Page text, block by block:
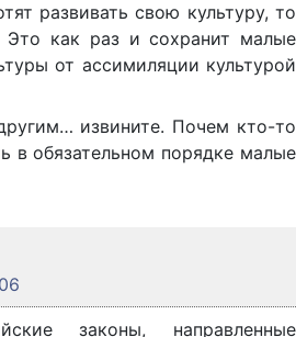
развивать свою культуру, то
как раз и сохранит малые
от ассимиляции культурой
извините. Почем кто-то
в обязательном порядке малые
законы, направленные